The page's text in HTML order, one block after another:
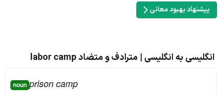
پیشنهاد بهبود معانی
انگلیسی به انگلیسی | مترادف و متضاد labor camp
noun prison camp